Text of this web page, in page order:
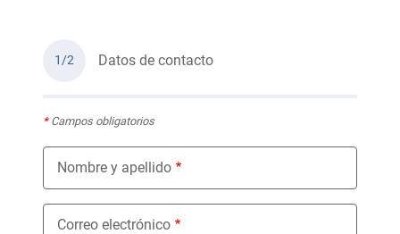
1/2 Datos de contacto
*Campos obligatorios
Nombre y apellido
Correo electrónico